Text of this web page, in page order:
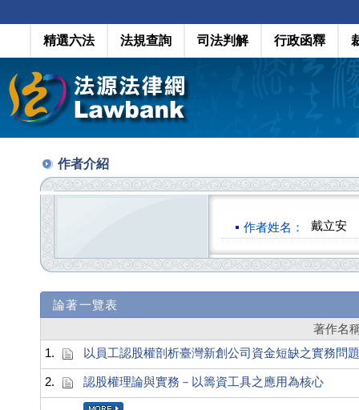
精選六法 法規查詢 司法判解 行政函釋
作者介紹
作者姓名： 戴立安
論著一覽表
著作名
1.
以員工認股權剖析臺灣新創公司資金短缺之實務問題
2. 認股權理論與實務－以籌資工具之應用為核心